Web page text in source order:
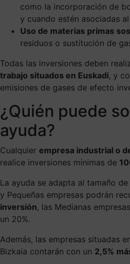
como la incorporación de
y cuando estén asociadas
Uso de materias primas
residuos o sustitución de
Todas las inversiones deben
trabajo situados en Euskadi, y
emisiones de gases de efecto
¿Quién puede
ayuda?
Cualquier empresa industrial o
realice inversiones mínimas de
La ayuda se adapta al tamaño
y Pequeñas empresas podrán
inversión, las Medianas
un 20%.
Además, las empresas situadas
Bizkaia contarán con un 2,5%